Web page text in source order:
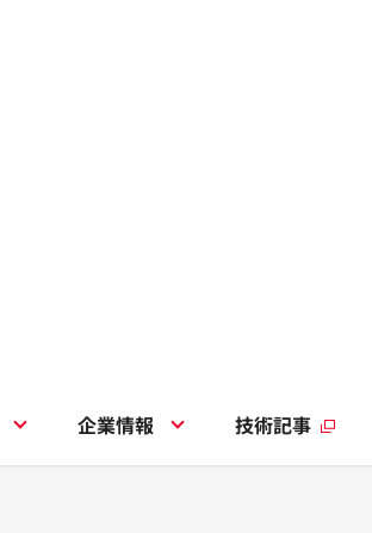
企業情報 技術記事